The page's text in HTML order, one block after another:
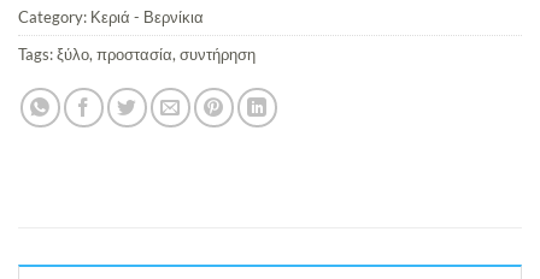
Category: Κεριά - Βερνίκια
Tags:ξύλο, προστασία, συντήρηση